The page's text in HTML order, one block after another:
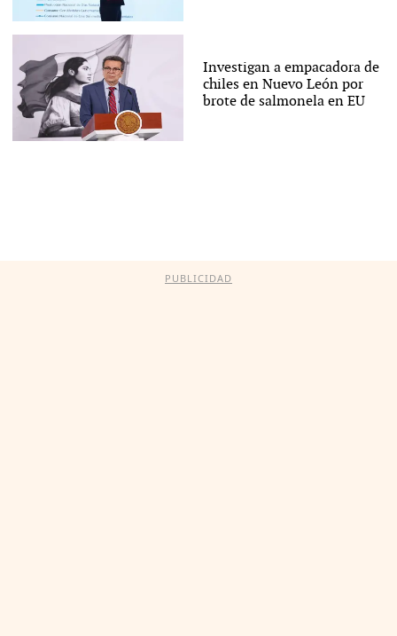
Investigan a empacadora de
chiles en Nuevo León por
brote de salmonela en EU
PUBLICIDAD